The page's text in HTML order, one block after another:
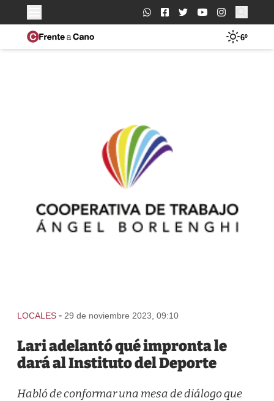
Buscar:
6º
LOCALES - 29 de noviembre 2023, 09:10
Lari adelantó qué impronta le
dará al Instituto del Deporte
Habló de conformar una mesa de diálogo que